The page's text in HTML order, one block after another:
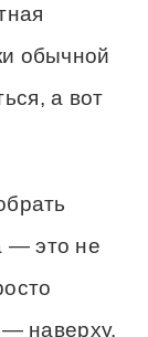
обычной
а вот
— это не
— наверху.